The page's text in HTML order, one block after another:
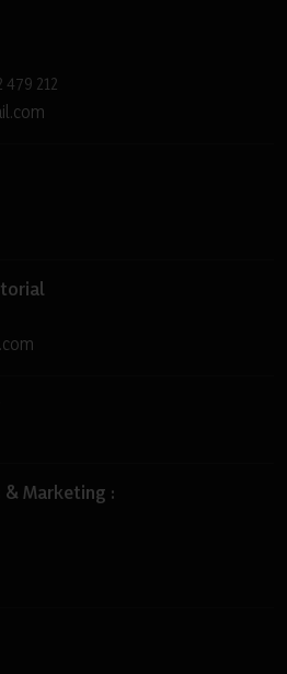
479 212
& Marketing :